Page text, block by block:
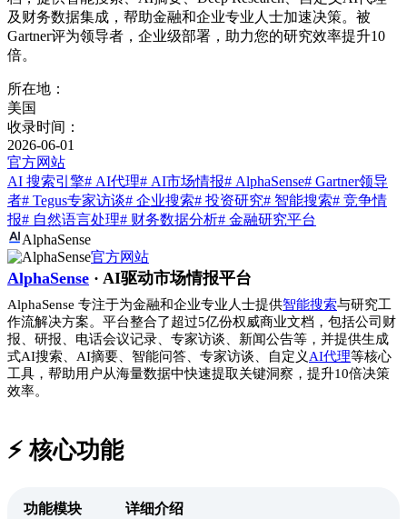
及财务数据集成，帮助金融和企业专业人士加速决策。被
Gartner评为领导者，企业级部署，助力您的研究效率提升10
倍。
所在地：
美国
收录时间：
2026-06-01
官方网站
AI 搜索引擎# AI代理# AI市场情报# AlphaSense# Gartner领导
者# Tegus专家访谈# 企业搜索# 投资研究# 智能搜索# 竞争情
报# 自然语言处理# 财务数据分析# 金融研究平台
AlphaSense
官方网站
AlphaSense · AI驱动市场情报平台
AlphaSense 专注于为金融和企业专业人士提供智能搜索与研究工
作流解决方案。平台整合了超过5亿份权威商业文档，包括公司财
报、研报、电话会议记录、专家访谈、新闻公告等，并提供生成
式AI搜索、AI摘要、智能问答、专家访谈、自定义AI代理等核心
工具，帮助用户从海量数据中快速提取关键洞察，提升10倍决策
效率。
⚡️ 核心功能
功能模块 详细介绍